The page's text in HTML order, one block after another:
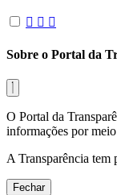
Sobre o Portal da
O Portal da
informações por
A Transparência tem
Fechar